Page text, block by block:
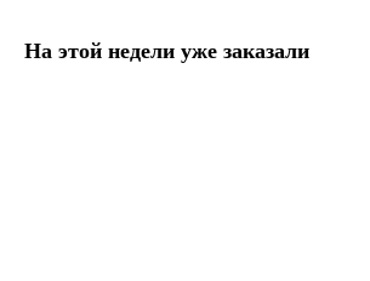
На этой недели уже заказали